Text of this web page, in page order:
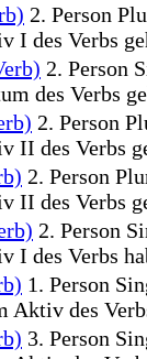
2. Person
I des Verbs
2. Person
des Verbs
2. Person
II des Verbs
2. Person
II des Verbs
2. Person
I des Verbs
1. Person
Aktiv des
3. Person